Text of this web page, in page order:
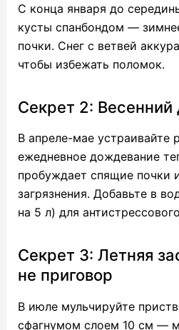
С конца января до
кусты спанбондом —
почки. Снег с ветвей
чтобы избежать поломок.
Секрет 2: Весенний
В апреле-мае устраивайте
ежедневное дождевание
пробуждает спящие почки
загрязнения. Добавьте в
на 5 л) для
Секрет 3: Летняя
не приговор
В июле мульчируйте
сфагнумом слоем 10 см —